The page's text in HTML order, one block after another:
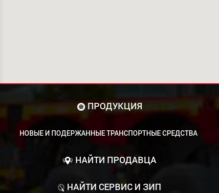
ПРОДУКЦИЯ
НОВЫЕ И ПОДЕРЖАННЫЕ ТРАНСПОРТНЫЕ СРЕДСТВА
НАЙТИ ПРОДАВЦА
НАЙТИ СЕРВИС И ЗИП